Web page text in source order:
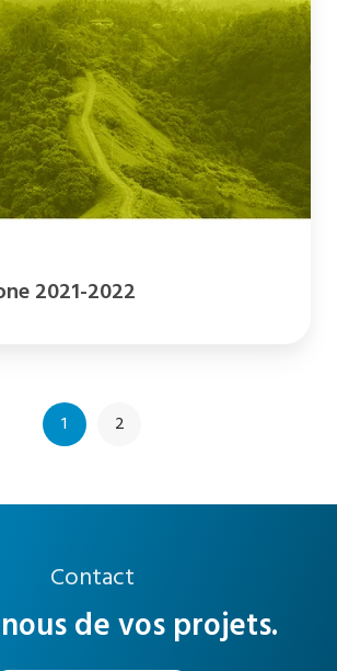
2021-2022
1 2
Contact
de vos projets.